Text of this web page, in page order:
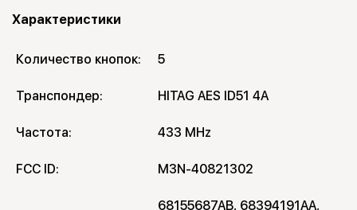
Характеристики
Количество кнопок: 5
Транспондер: HITAG AES ID51 4A
Частота: 433 MHz
FCC ID: M3N-40821302
68155687AB, 68394191AA,